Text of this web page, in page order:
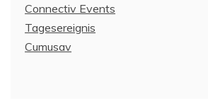
Connectiv Events
Tagesereignis
Cumusav